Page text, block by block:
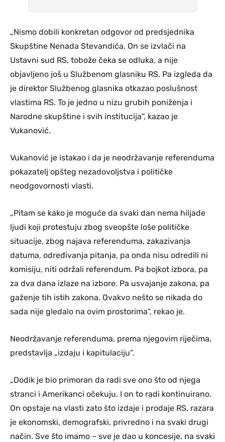
„Nismo dobili konkretan odgovor od predsjednika
Skupštine Nenada Stevandića. On se izvlači na
Ustavni sud RS, tobože čeka se odluka, a nije
objavljeno još u Službenom glasniku RS. Pa izgleda da
je direktor Službenog glasnika otkazao poslušnost
vlastima RS. To je jedno u nizu grubih poniženja i
Narodne skupštine i svih institucija“, kazao je
Vukanović.
Vukanović je istakao i da je neodržavanje referenduma
pokazatelj opšteg nezadovoljstva i političke
neodgovornosti vlasti.
„Pitam se kako je moguće da svaki dan nema hiljade
ljudi koji protestuju zbog sveopšte loše političke
situacije, zbog najava referenduma, zakazivanja
datuma, određivanja pitanja, pa onda nisu odredili ni
komisiju, niti održali referendum. Pa bojkot izbora, pa
za dva dana izlaze na izbore. Pa usvajanje zakona, pa
gaženje tih istih zakona. Ovakvo nešto se nikada do
sada nije gledalo na ovim prostorima“, rekao je.
Neodržavanje referenduma, prema njegovim riječima,
predstavlja „izdaju i kapitulaciju“.
„Dodik je bio primoran da radi sve ono što od njega
stranci i Amerikanci očekuju. I on to radi kontinuirano.
On opstaje na vlasti zato što izdaje i prodaje RS, razara
je ekonomski, demografski, privredno i na svaki drugi
način. Sve što imamo – sve je dao u koncesije, na svaki